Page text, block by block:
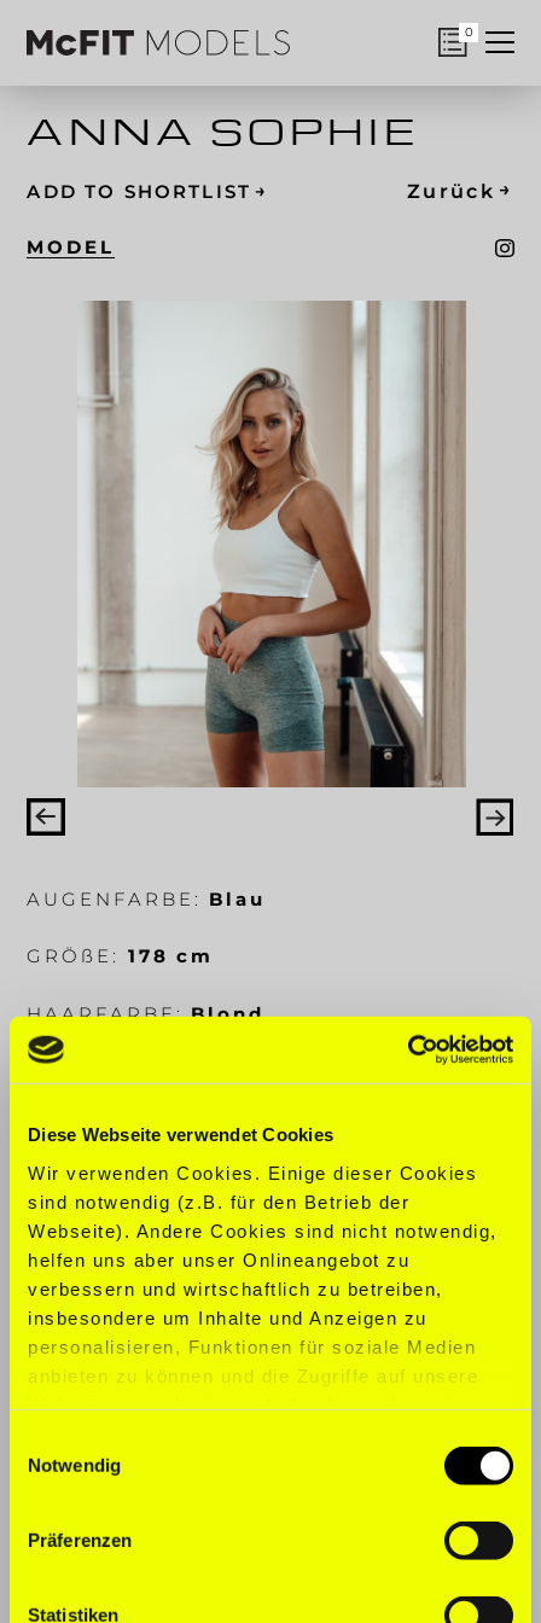
Diese Webseite verwendet Cookies
Wir verwenden Cookies. Einige dieser Cookies
sind notwendig (z.B. für den Betrieb der
Webseite). Andere Cookies sind nicht notwendig,
helfen uns aber unser Onlineangebot zu
verbessern und wirtschaftlich zu betreiben,
insbesondere um Inhalte und Anzeigen zu
personalisieren, Funktionen für soziale Medien
anbieten zu können und die Zugriffe auf unsere
Website an unsere Partner für soziale Medien,
Werbung und Analysen weiter. Unsere Partner
führen diese Informationen möglicherweise mit
weiteren Daten zusammen, die Sie ihnen
Nutzung der Dienste gesammelt haben. Für die
Notwendig
Präferenzen
Statistiken
0
ANNA SOPHIE
ADD TO SHORTLIST → Zurück →
MODEL
AUGENFARBE: Blau
GRÖ ß E: 178 cm
HAARFARBE:Blond
KÖRPERMA
KONFEKTION:S
SCHUHGRÖßE:39
SPORTARTEN: Fitness, Yoga
SPRACHEN: Englisch, Deutsch